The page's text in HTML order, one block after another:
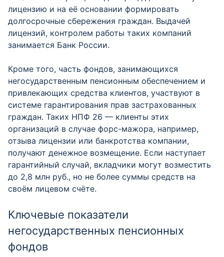
лицензию и на её основании формировать
долгосрочные сбережения граждан. Выдачей
лицензий, контролем работы таких компаний
занимается Банк России.
Кроме того, часть фондов, занимающихся
негосударственным пенсионным обеспечением и
привлекающих средства клиентов, участвуют в
системе гарантирования прав застрахованных
граждан. Таких НПФ 26 — клиенты этих
организаций в случае форс-мажора, например,
отзыва лицензии или банкротства компании,
получают денежное возмещение. Если наступает
гарантийный случай, вкладчики могут возместить
до 2,8 млн руб., но не более суммы средств на
своём лицевом счёте.
Ключевые показатели
негосударственных пенсионных
фондов